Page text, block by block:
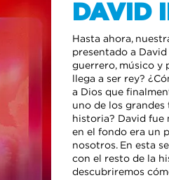
DAVID II
Hasta ahora,
presentado a
guerrero, músico y
llega a ser rey?
a Dios que
uno de los grandes
historia? David fue
en el fondo era un
nosotros. En esta
con el resto de la
descubriremos